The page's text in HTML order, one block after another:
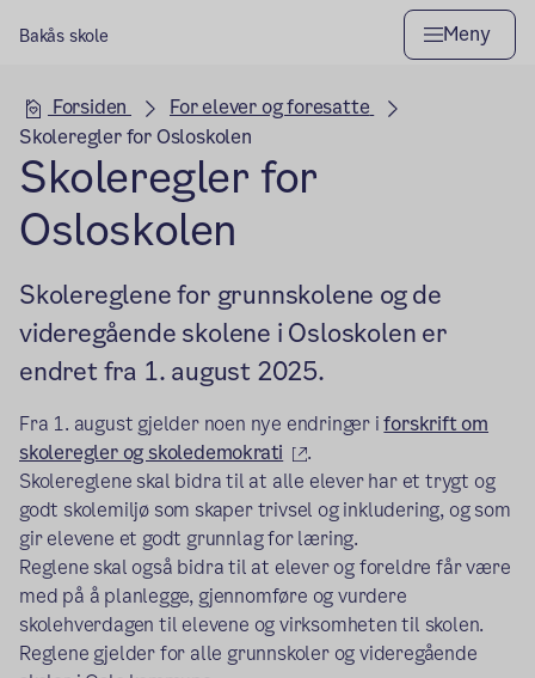
Bakås skole Meny
Hovedseksjon
Forsiden
For elever og foresatte
Skoleregler for Osloskolen
Skoleregler for
Osloskolen
Skolereglene for grunnskolene og de
videregående skolene i Osloskolen er
endret fra 1. august 2025.
Fra 1. august gjelder noen nye endringer iforskrift om
skoleregler og skoledemokrati
(ekstern lenke)
.
Skolereglene skal bidra til at alle elever har et trygt og
godt skolemiljø som skaper trivsel og inkludering, og som
gir elevene et godt grunnlag for læring.
Reglene skal også bidra til at elever og foreldre får være
med på å planlegge, gjennomføre og vurdere
skolehverdagen til elevene og virksomheten til skolen.
Reglene gjelder for alle grunnskoler og videregående